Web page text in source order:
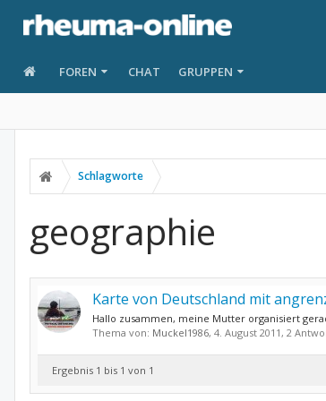
FOREN CHAT GRUPPEN
Schlagworte
geographie
Karte von Deutschland mit
Hallo zusammen, meine Mutter organisiert
Thema von: Muckel1986, 4. August 2011, 2
Ergebnis 1 bis 1 von 1